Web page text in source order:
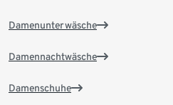
Damenunterwäsche
Damennachtwäsche
Damenschuhe